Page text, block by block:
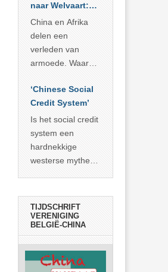
Wetenschappen
afnam van de
Britse
marxistische
econoom Michael
zien dat
… >> lees meer
naar Welvaart:
Wat Afrika kan
leren van
China’s
economisch
China en Afrika
delen een
verleden van
armoede. Waar
voorbije veertig
jaar in slaagde
meer dan 800
miljoen mensen
uit de armoede
… >> lees meer
‘Chinese Social
Credit System’
Is het social credit
system een
hardnekkige
westerse mythe of
TIJDSCHRIFT
VERENIGING
BELGIË-CHINA